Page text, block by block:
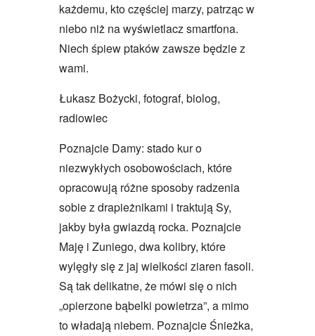
każdemu, kto częściej marzy, patrząc w
niebo niż na wyświetlacz smartfona.
Niech śpiew ptaków zawsze będzie z
wami.
Łukasz Bożycki, fotograf, biolog,
radiowiec
Poznajcie Damy: stado kur o
niezwykłych osobowościach, które
opracowują różne sposoby radzenia
sobie z drapieżnikami i traktują Sy,
jakby była gwiazdą rocka. Poznajcie
Maję i Zuniego, dwa kolibry, które
wylęgły się z jaj wielkości ziaren fasoli.
Są tak delikatne, że mówi się o nich
„opierzone bąbelki powietrza”, a mimo
to władają niebem. Poznajcie Śnieżka,